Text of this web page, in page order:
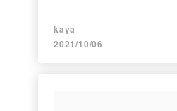
kaya
2021/10/06